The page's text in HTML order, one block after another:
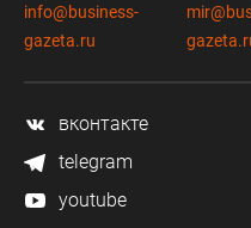
info@business-
gazeta.ru
вконтакте
telegram
youtube